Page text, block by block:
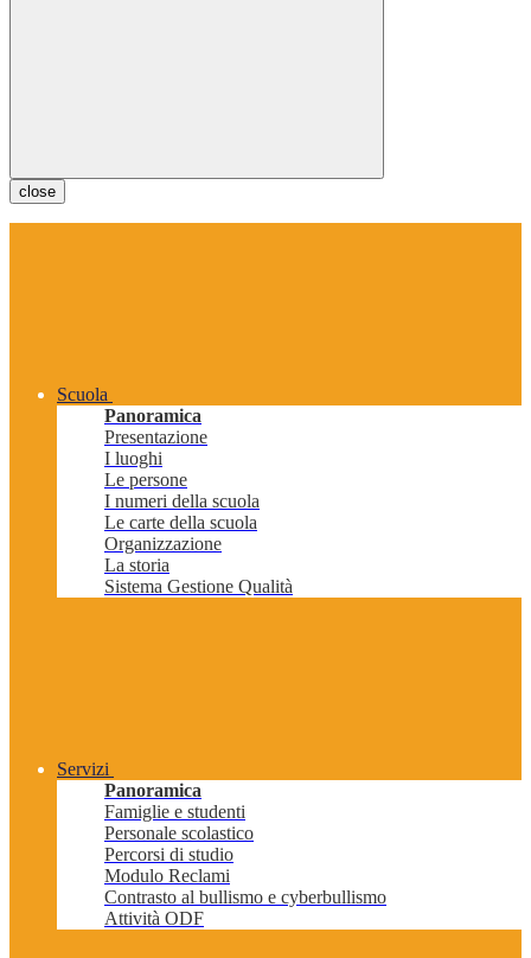
close
Scuola
Panoramica
Presentazione
I luoghi
Le persone
I numeri della scuola
Le carte della scuola
Organizzazione
La storia
Sistema Gestione Qualità
Servizi
Panoramica
Famiglie e studenti
Personale scolastico
Percorsi di studio
Modulo Reclami
Contrasto al bullismo e cyberbullismo
Attività ODF